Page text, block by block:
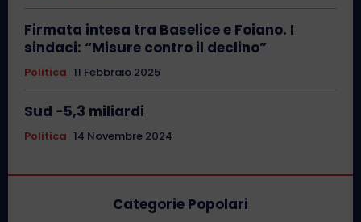
Firmata intesa tra Baselice e Foiano. I
sindaci: “Misure contro il declino”
Politica 11 Febbraio 2025
Sud -5,3 miliardi
Politica 14 Novembre 2024
Categorie Popolari